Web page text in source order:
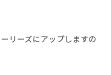
リーズにアップしますの